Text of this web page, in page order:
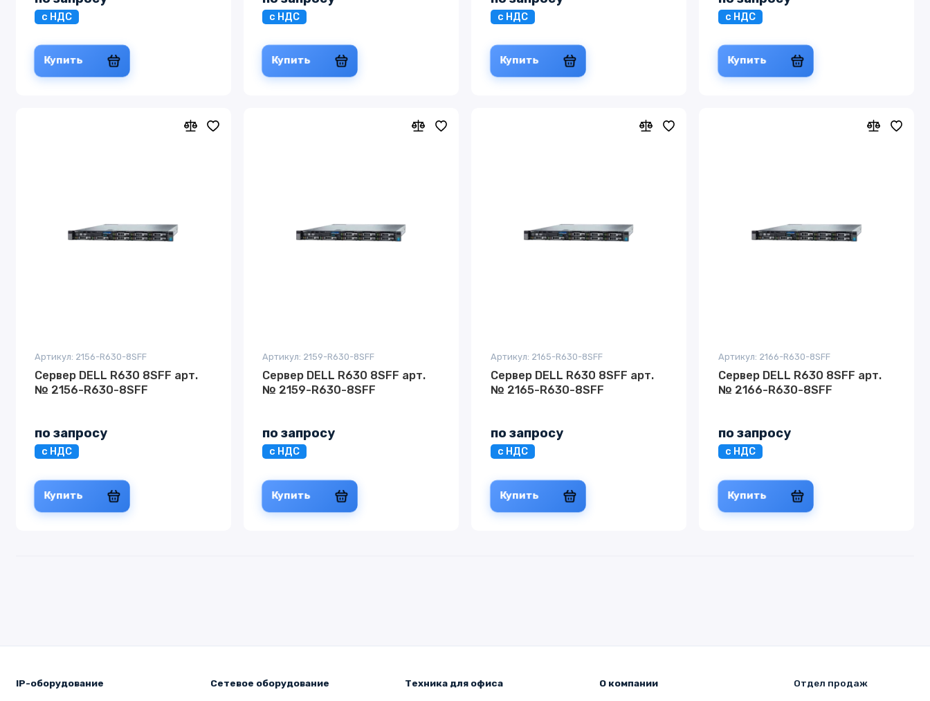
с НДС
Купить
с НДС
Купить
с НДС
Купить
с НДС
Купить
Артикул: 2156-R630-8SFF
Сервер DELL R630 8SFF арт.
№ 2156-R630-8SFF
по запросу
с НДС
Купить
Артикул: 2159-R630-8SFF
Сервер DELL R630 8SFF арт.
№ 2159-R630-8SFF
по запросу
с НДС
Купить
Артикул: 2165-R630-8SFF
Сервер DELL R630 8SFF арт.
№ 2165-R630-8SFF
по запросу
с НДС
Купить
Артикул: 2166-R630-8SFF
Сервер DELL R630 8SFF арт.
№ 2166-R630-8SFF
по запросу
с НДС
Купить
IP-оборудование Сетевое оборудование Техника для офиса О компании
Отдел продаж